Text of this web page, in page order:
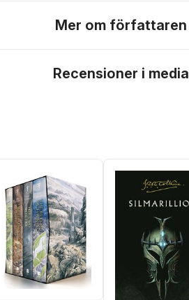
Mer om författaren
Recensioner i media